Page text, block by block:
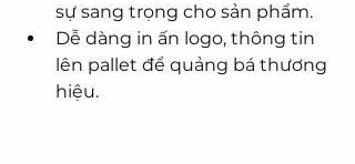
sự sang trọng cho sản phẩm.
Dễ dàng in ấn logo, thông tin
lên pallet để quảng bá thương
hiệu.